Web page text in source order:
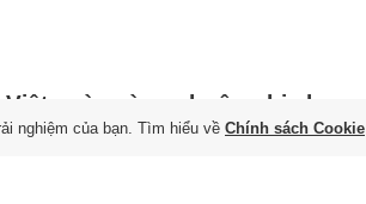
ngày càng chuộng bia lon
ml, điều gì đang xảy ra?
nghiệm của bạn. Tìm hiểu về Chính sách Cookie